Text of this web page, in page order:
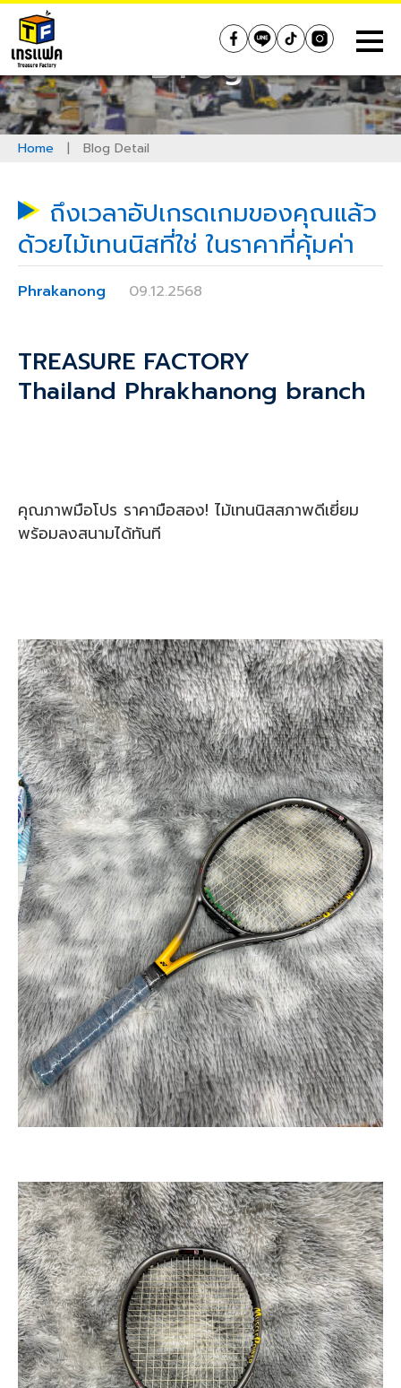
Skip
content
Treasure Factory (Thailand)
Blog
Home | Blog Detail
ถึงเวลาอัปเกรดเกมของคุณแล้ว
ด้วยไม้เทนนิสที่ใช่ ในราคาที่คุ้มค่า
Phrakanong 09.12.2568
TREASURE FACTORY
Thailand Phrakhanong branch
คุณภาพมือโปร ราคามือสอง! ไม้เทนนิสสภาพดีเยี่ยม
พร้อมลงสนามได้ทันที